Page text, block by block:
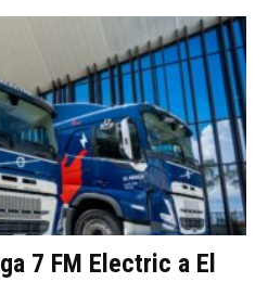
7 FM Electric a El